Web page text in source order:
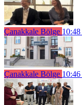
Çanakkale Bölge 10:48
Çanakkale Bölge 10:46